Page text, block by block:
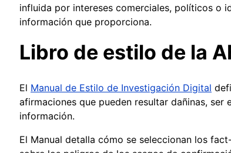
influida por intereses comerciales, políticos o
información que proporciona.
Libro de estilo de la
El Manual de Estilo de Investigación Digital
afirmaciones que pueden resultar dañinas,
información.
El Manual detalla cómo se seleccionan los